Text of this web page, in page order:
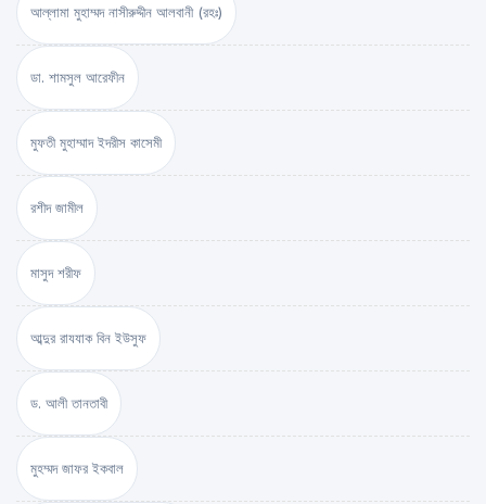
আল্লামা মুহাম্মদ নাসীরুদ্দীন আলবানী (রহঃ)
ডা. শামসুল আরেফীন
মুফতী মুহাম্মাদ ইদরীস কাসেমী
রশীদ জামীল
মাসুদ শরীফ
আব্দুর রাযযাক বিন ইউসুফ
ড. আলী তানতাবী
মুহম্মদ জাফর ইকবাল